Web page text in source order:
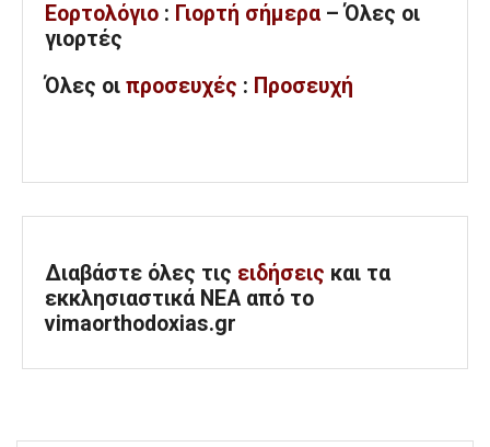
Εορτολόγιο : Γιορτή σήμερα – Όλες οι
γιορτές
Όλες οι προσευχές : Προσευχή
Διαβάστε όλες τις ειδήσεις και τα
εκκλησιαστικά ΝΕΑ από το
vimaorthodoxias.gr